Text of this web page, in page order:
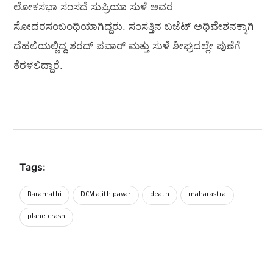
ಲೋಕಸಭಾ ಸಂಸದೆ ಸುಪ್ರಿಯಾ ಸುಳೆ ಅವರ
ಸೋದರಸಂಬಂಧಿಯಾಗಿದ್ದರು. ಸಂಸತ್ತಿನ ಬಜೆಟ್ ಅಧಿವೇಶನಕ್ಕಾಗಿ
ದೆಹಲಿಯಲ್ಲಿದ್ದ ಶರದ್ ಪವಾರ್ ಮತ್ತು ಸುಳೆ ಶೀಘ್ರದಲ್ಲೇ ಪುಣೆಗೆ
ತೆರಳಲಿದ್ದಾರೆ.
Tags:
Baramathi DCM ajith pavar death
maharastra
plane crash